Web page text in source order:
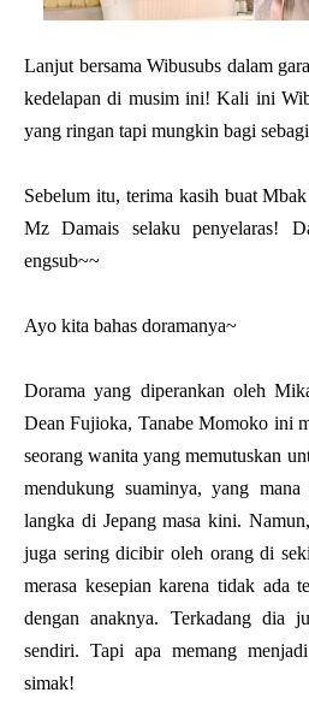
Lanjut bersama Wibusubs dalam
kedelapan di musim ini! Kali ini
yang ringan tapi mungkin bagi
Sebelum itu, terima kasih buat
Mz Damais selaku penyelaras!
engsub~~
Ayo kita bahas doramanya~
Dorama yang diperankan oleh
Dean Fujioka, Tanabe Momoko ini
seorang wanita yang memutuskan
mendukung suaminya, yang
langka di Jepang masa kini.
juga sering dicibir oleh orang di
merasa kesepian karena tidak ada
dengan anaknya. Terkadang dia
sendiri. Tapi apa memang
simak!